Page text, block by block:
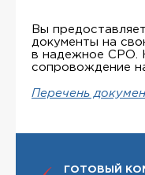
Вы
документы на
в надежное СРО.
сопровождение
Перечень
ГОТОВЫЙ